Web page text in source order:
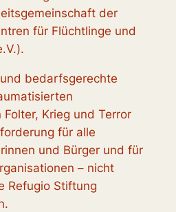
der
für Flüchtlinge und
bedarfsgerechte
Krieg und Terror
für alle
und Bürger und für
– nicht
Refugio Stiftung